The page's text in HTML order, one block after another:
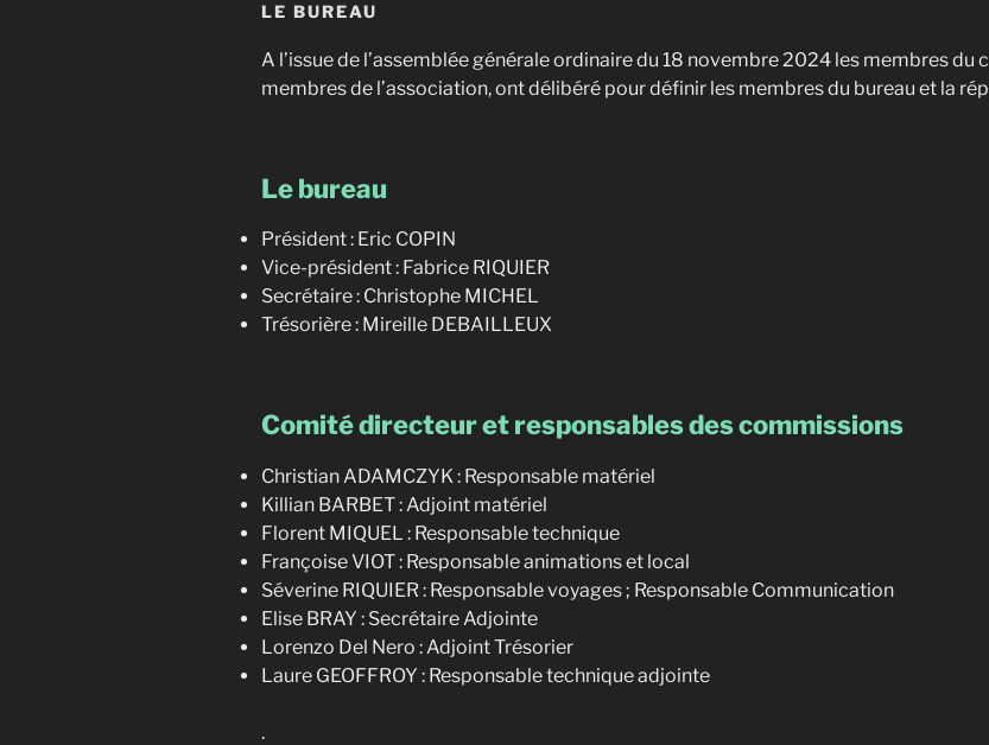
LE BUREAU
A l’issue de l’assemblée générale ordinaire du 18 novembre 2024 les membres du
membres de l’association, ont délibéré pour définir les membres du bureau et la
Le bureau
Président : Eric COPIN
Vice-président : Fabrice RIQUIER
Secrétaire : Christophe MICHEL
Trésorière : Mireille DEBAILLEUX
Comité directeur et responsables des commissions
Christian ADAMCZYK : Responsable matériel
Killian BARBET : Adjoint matériel
Florent MIQUEL : Responsable technique
Françoise VIOT : Responsable animations et local
Séverine RIQUIER : Responsable voyages ; Responsable Communication
Elise BRAY : Secrétaire Adjointe
Lorenzo Del Nero : Adjoint Trésorier
Laure GEOFFROY : Responsable technique adjointe
.